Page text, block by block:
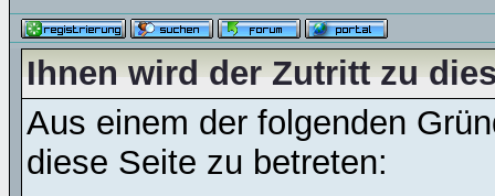
Ihnen wird der Zutritt zu
Aus einem der folgenden
diese Seite zu betreten: